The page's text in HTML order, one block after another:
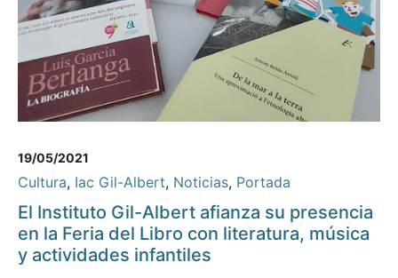
19/05/2021
Cultura, Iac Gil-Albert, Noticias, Portada
El Instituto Gil-Albert afianza su presencia
en la Feria del Libro con literatura, música
y actividades infantiles